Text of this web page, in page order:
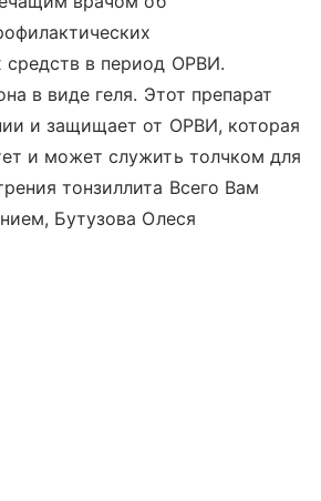
средств в период ОРВИ.
в виде геля. Этот препарат
и защищает от ОРВИ, которая
и может служить толчком для
тонзиллита Всего Вам
Бутузова Олеся